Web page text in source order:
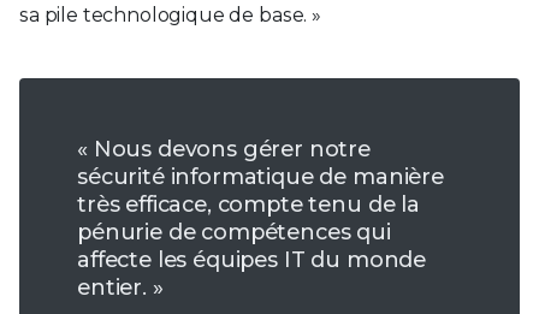
sa pile technologique de base. »
« Nous devons gérer notre
sécurité informatique de manière
très efficace, compte tenu de la
pénurie de compétences qui
affecte les équipes IT du monde
entier. »